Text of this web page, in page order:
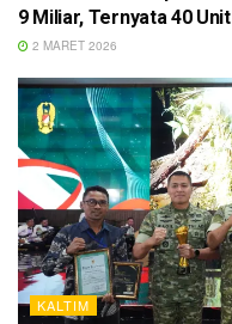
9 Miliar, Ternyata 40 Unit
2 MARET 2026
KALTIM